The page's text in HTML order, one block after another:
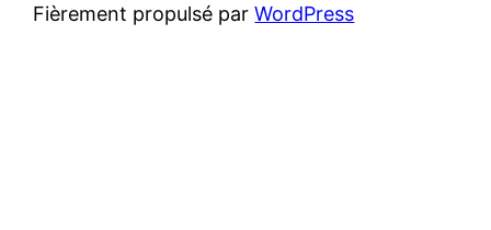
Fièrement propulsé parWordPress